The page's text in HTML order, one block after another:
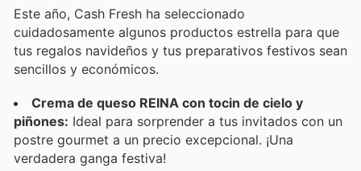
Este año, Cash Fresh ha seleccionado
cuidadosamente algunos productos estrella para que
tus regalos navideños y tus preparativos festivos sean
sencillos y económicos.
Crema de queso REINA con tocin de cielo y
piñones: Ideal para sorprender a tus invitados con un
postre gourmet a un precio excepcional. ¡Una
verdadera ganga festiva!